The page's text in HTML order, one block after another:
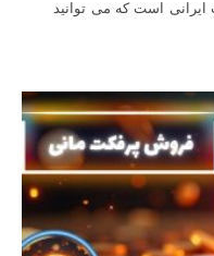
است که می توانید